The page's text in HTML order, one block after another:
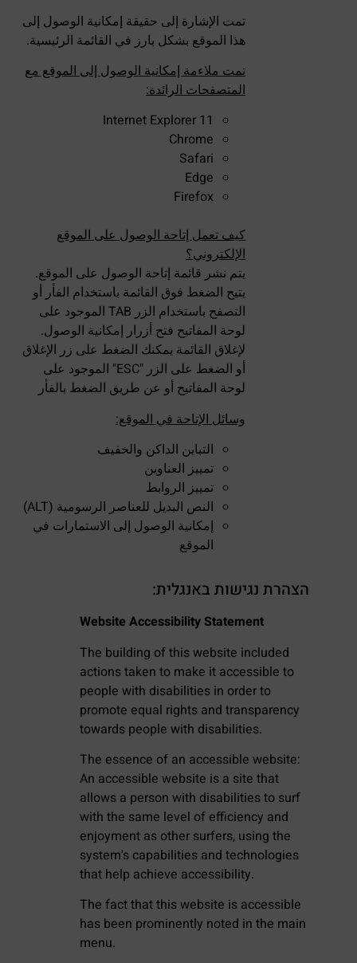
تمت الإشارة إلى حقيقة إمكانية الوصول إلى
هذا الموقع بشكل بارز في القائمة الرئيسية.
تمت ملاءمة إمكانية الوصول إلى الموقع مع
المتصفحات الرائدة:
Internet Explorer 11
Chrome
Safari
Edge
Firefox
كيف تعمل إتاحة الوصول على الموقع
الإلكتروني؟
يتم نشر قائمة إتاحة الوصول على الموقع.
يتيح الضغط فوق القائمة باستخدام الفأر أو
التصفح باستخدام الزر TAB الموجود على
لوحة المفاتيح فتح أزرار إمكانية الوصول.
لإغلاق القائمة يمكنك الضغط على زر الإغلاق
أو الضغط على الزر "ESC" الموجود على
لوحة المفاتيح أو عن طريق الضغط بالفأر
وسائل الإتاحة في الموقع:
التباين الداكن والخفيف
تمييز العناوين
تمييز الروابط
النص البديل للعناصر الرسومية (ALT)
إمكانية الوصول إلى الاستمارات في
الموقع
:הצהרת נגישות באנגלית
Website Accessibility Statement
The building of this website included
actions taken to make it accessible to
people with disabilities in order to
promote equal rights and transparency
towards people with disabilities.
The essence of an accessible website:
An accessible website is a site that
allows a person with disabilities to surf
with the same level of efficiency and
enjoyment as other surfers, using the
system's capabilities and technologies
that help achieve accessibility.
The fact that this website is accessible
has been prominently noted in the main
menu.